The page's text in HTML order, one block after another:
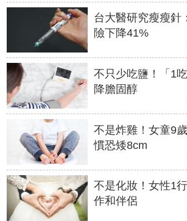
台大醫研究瘦瘦針
險下降41%
不只少吃鹽！「1
降膽固醇
不是炸雞！女童9
慣恐矮8cm
不是化妝！女性1
作和伴侶